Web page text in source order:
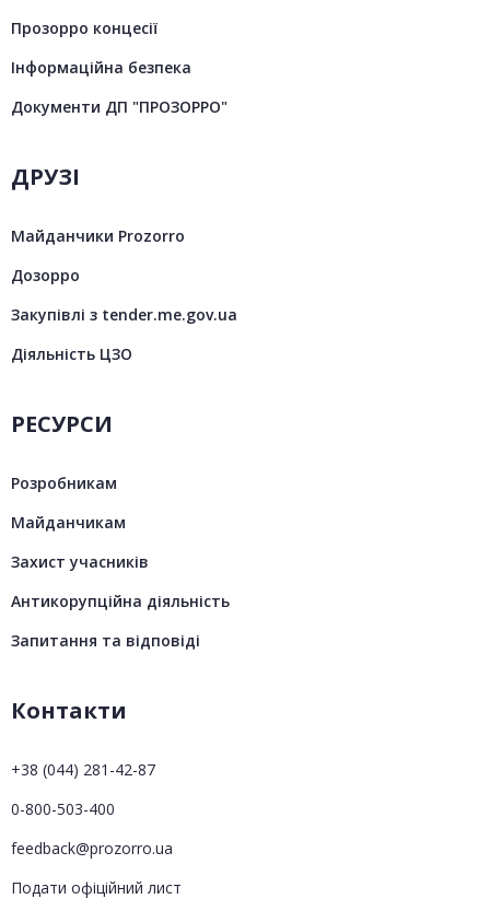
Прозорро концесії
Інформаційна безпека
Документи ДП "ПРОЗОРРО"
ДРУЗІ
Майданчики Prozorro
Дозорро
Закупівлі з tender.me.gov.ua
Діяльність ЦЗО
РЕСУРСИ
Розробникам
Майданчикам
Захист учасників
Антикорупційна діяльність
Запитання та відповіді
Контакти
+38 (044) 281-42-87
0-800-503-400
feedback@prozorro.ua
Подати офіційний лист